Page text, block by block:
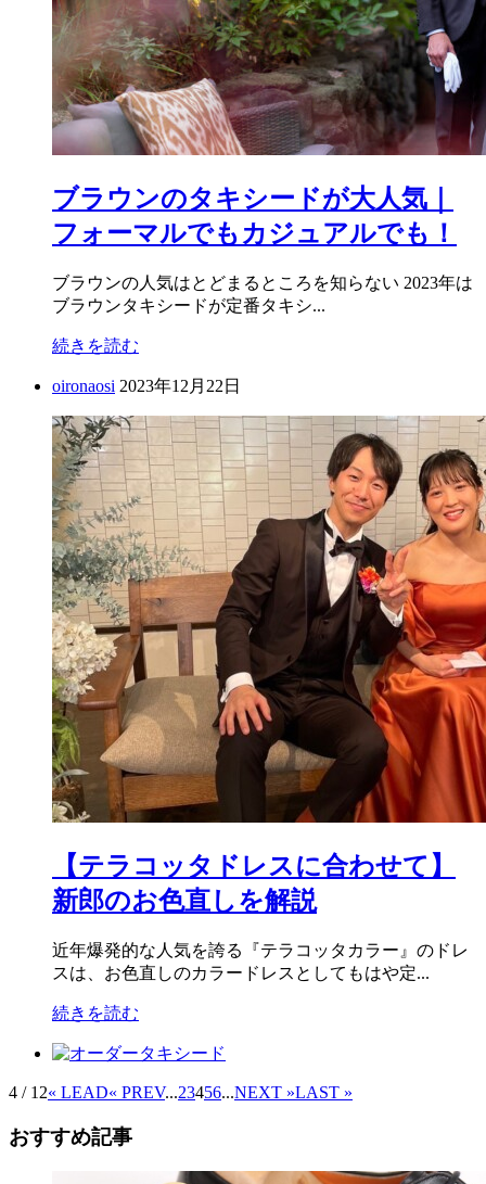
ブラウンのタキシードが大人気｜
フォーマルでもカジュアルでも！
ブラウンの人気はとどまるところを知らない 2023年は
ブラウンタキシードが定番タキシ...
続きを読む
oironaosi 2023年12月22日
【テラコッタドレスに合わせて】
新郎のお色直しを解説
近年爆発的な人気を誇る『テラコッタカラー』のドレ
スは、お色直しのカラードレスとしてもはや定...
続きを読む
4 / 12« LEAD« PREV...23456...NEXT »LAST »
おすすめ記事